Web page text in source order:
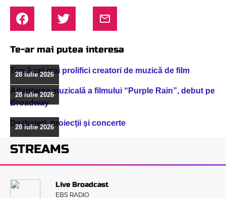
Te-ar mai putea interesa
Top 3 cei mai prolifici creatori de muzică de film
28 iulie 2026
Adaptarea muzicală a filmului “Purple Rain”, debut pe
Broadway
28 iulie 2026
Dezbateri, proiecţii şi concerte
28 iulie 2026
STREAMS
Live Broadcast
EBS RADIO